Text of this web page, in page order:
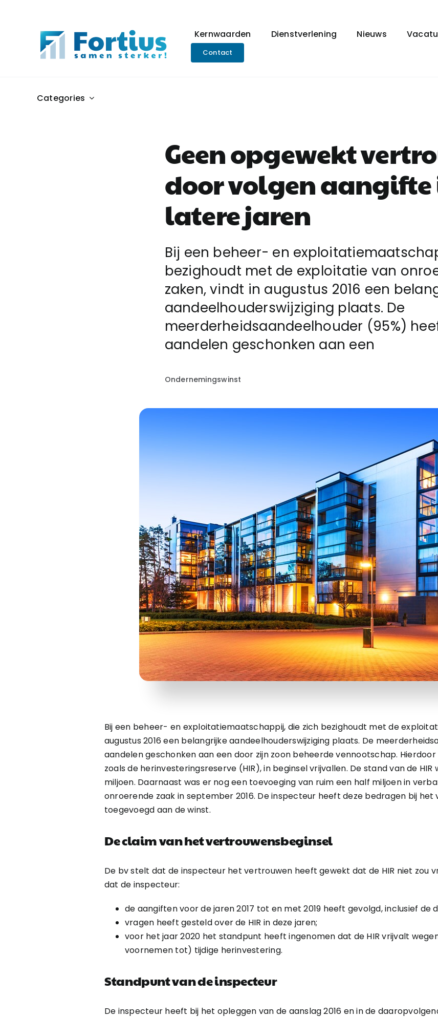
Kernwaarden Dienstverlening Nieuws
Contact
Categories
Geen opgewekt
door volgen aangifte
latere jaren
Bij een beheer- en
bezighoudt met de exploitatie van
zaken, vindt in augustus 2016 een
aandeelhouderswijziging plaats. De
meerderheidsaandeelhouder (95%)
aandelen geschonken aan een
Ondernemingswinst
Bij een beheer- en exploitatiemaatschappij, die zich bezighoudt met de
augustus 2016 een belangrijke aandeelhouderswijziging plaats. De
aandelen geschonken aan een door zijn zoon beheerde vennootschap.
zoals de herinvesteringsreserve (HIR), in beginsel vrijvallen. De stand van de HIR
miljoen. Daarnaast was er nog een toevoeging van ruim een half miljoen in
onroerende zaak in september 2016. De inspecteur heeft deze bedragen bij het
toegevoegd aan de winst.
De claim van het vertrouwensbeginsel
De bv stelt dat de inspecteur het vertrouwen heeft gewekt dat de HIR niet zou
dat de inspecteur:
de aangiften voor de jaren 2017 tot en met 2019 heeft gevolgd, inclusief de
vragen heeft gesteld over de HIR in deze jaren;
voor het jaar 2020 het standpunt heeft ingenomen dat de HIR vrijvalt
voornemen tot) tijdige herinvestering.
Standpunt van de inspecteur
De inspecteur heeft bij het opleggen van de aanslag 2016 en in de